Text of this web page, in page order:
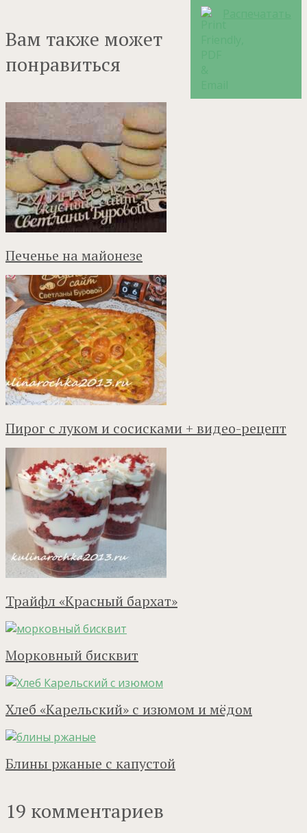
Вам также может
понравиться
Печенье на майонезе
Пирог с луком и сосисками + видео-рецепт
Трайфл «Красный бархат»
Морковный бисквит
Хлеб «Карельский» с изюмом и мёдом
Блины ржаные с капустой
19 комментариев